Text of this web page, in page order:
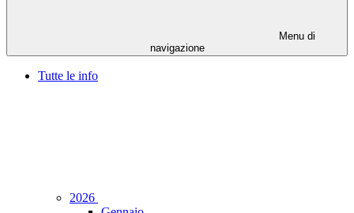
Menu di
navigazione
Tutte le info
2026